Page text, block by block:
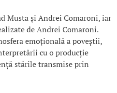
Musta și Andrei Comaroni, iar
de Andrei Comaroni.
emoțională a poveștii,
cu o producție
stările transmise prin